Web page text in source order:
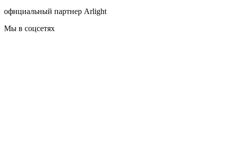
официальный партнер Arlight
Мы в соцсетях